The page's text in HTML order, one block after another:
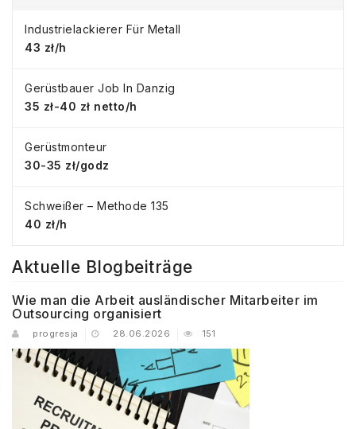
Industrielackierer Für Metall
43 zł/h
Gerüstbauer Job In Danzig
35 zł-40 zł netto/h
Gerüstmonteur
30-35 zł/godz
Schweißer – Methode 135
40 zł/h
Aktuelle Blogbeiträge
Wie man die Arbeit ausländischer Mitarbeiter im
Outsourcing organisiert
progresja 28.06.2026 151